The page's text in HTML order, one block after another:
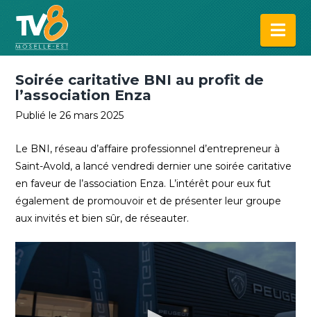
Soirée caritative BNI au profit de
l’association Enza
Publié le 26 mars 2025
Le BNI, réseau d’affaire professionnel d’entrepreneur à
Saint-Avold, a lancé vendredi dernier une soirée caritative
en faveur de l’association Enza. L’intérêt pour eux fut
également de promouvoir et de présenter leur groupe
aux invités et bien sûr, de réseauter.